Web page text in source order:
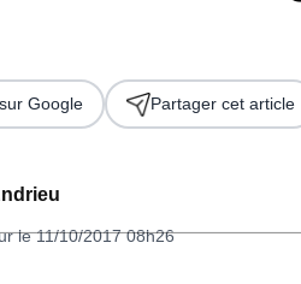
le 11/10/2017 08h26
Google Partager cet article